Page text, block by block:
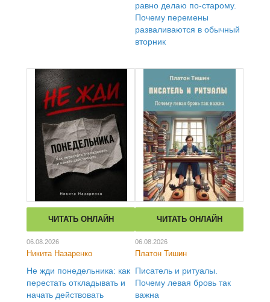
равно делаю по-старому.
Почему перемены
разваливаются в обычный
вторник
ЧИТАТЬ ОНЛАЙН
06.08.2026
Никита Назаренко
Не жди понедельника: как
перестать откладывать и
начать действовать
ЧИТАТЬ ОНЛАЙН
06.08.2026
Платон Тишин
Писатель и ритуалы.
Почему левая бровь так
важна